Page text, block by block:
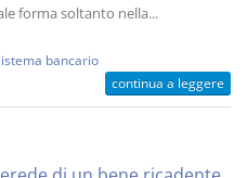
forma soltanto nella...
bancario
continua a leggere